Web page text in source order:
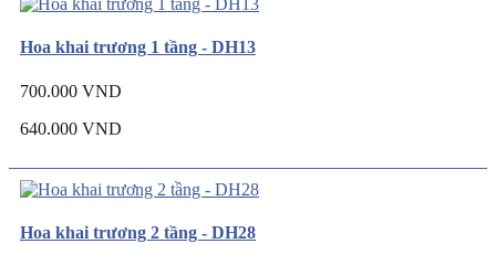
Hoa khai trương 1 tầng - DH13
700.000 VND
640.000 VND
Hoa khai trương 2 tầng - DH28